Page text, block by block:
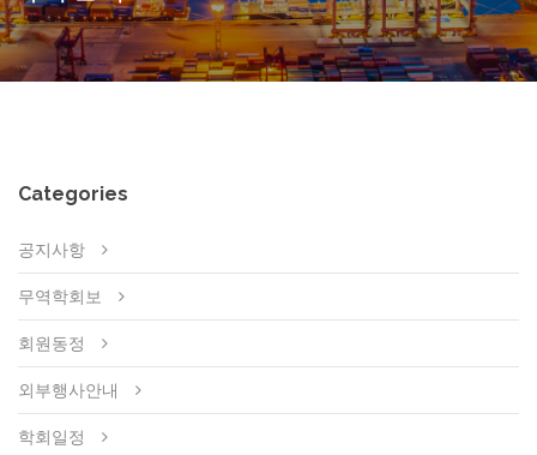
Categories
공지사항
무역학회보
회원동정
외부행사안내
학회일정